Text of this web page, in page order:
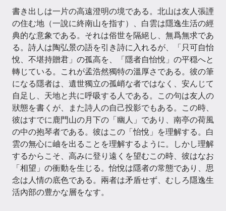
書き出しは一片の高遠澄明の境である。北山は友人張諲
の住む地（一說に終南山を指す）、白雲は隱逸生活の經
典的な意象である。それは俗世を隔絕し、無爲無求であ
る。詩人は陶弘景の語を引き詩に入れるが、「只可自怡
悅、不堪持贈君」の孤高を、「隱者自怡悅」の平穏へと
轉じている。これが孟浩然獨特の溫厚さである。彼の筆
になる隱者は、遺世獨立の孤峭な者ではなく、安んじて
自足し、天地と共に呼吸する人である。この句は友人の
狀態を書くが、また詩人の自己投影でもある。この時、
彼はすでに鹿門山の月下の「幽人」であり、南亭の荷風
の中の抱琴者である。彼はこの「怡悅」を理解する。白
雲の無心に岫を出ることを理解するように。しかし理解
するからこそ、高みに登り遠くを望むこの時、彼はなお
「相望」の衝動を生じる。怡悅は隱者の常態であり、思
念は人情の底色である。兩者は矛盾せず、むしろ隱逸生
活內部の豊かな層をなす。